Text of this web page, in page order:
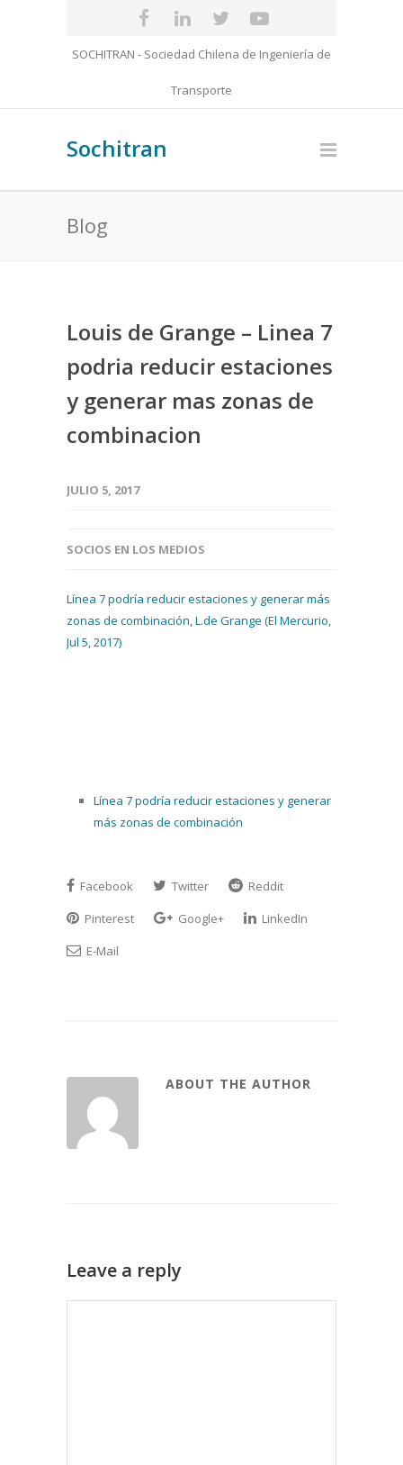
SOCHITRAN - Sociedad Chilena de Ingeniería de
Transporte
Sochitran
Blog
Louis de Grange – Linea 7
podria reducir estaciones
y generar mas zonas de
combinacion
JULIO 5, 2017
SOCIOS EN LOS MEDIOS
Línea 7 podría reducir estaciones y generar más
zonas de combinación, L.de Grange (El Mercurio,
Jul 5, 2017)
Línea 7 podría reducir estaciones y generar
más zonas de combinación
Facebook Twitter
Reddit
Pinterest
Google+
LinkedIn
E-Mail
ABOUT THE AUTHOR
Leave a reply